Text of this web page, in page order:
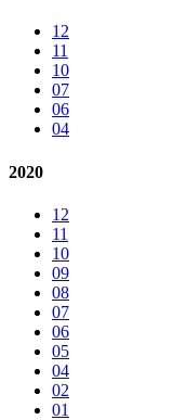
12
11
10
07
06
04
2020
12
11
10
09
08
07
06
05
04
02
01